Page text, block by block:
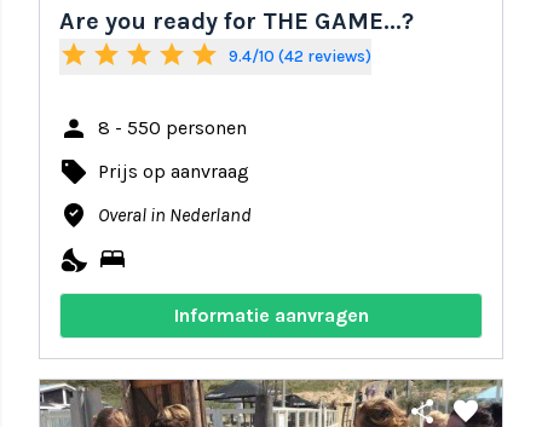
Are you ready for THE GAME...?
star star star star star 9.4/10 (42 reviews)
person 8 - 550 personen
local_offer Prijs op aanvraag
where_to_vote Overal in Nederland
nights_stay bed
Informatie aanvragen
share favorite